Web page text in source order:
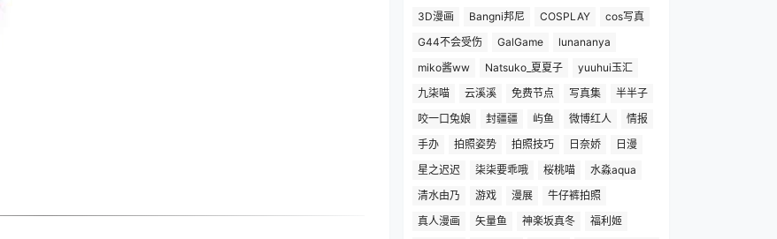
3D漫画 Bangni邦尼 COSPLAY
cos写真
G44不会受伤
GalGame
lunananya
miko酱ww
Natsuko_夏夏子
yuuhui玉汇
九柒喵
云溪溪 免费节点 写真集
半半子
咬一口兔娘
封疆疆 屿鱼 微博红人
情报
手办
拍照姿势 拍照技巧 日奈娇
日漫
星之迟迟
柒柒要乖哦 桜桃喵
水淼aqua
清水由乃
游戏 漫展
牛仔裤拍照
真人漫画
矢量鱼 神楽坂真冬
福利姬